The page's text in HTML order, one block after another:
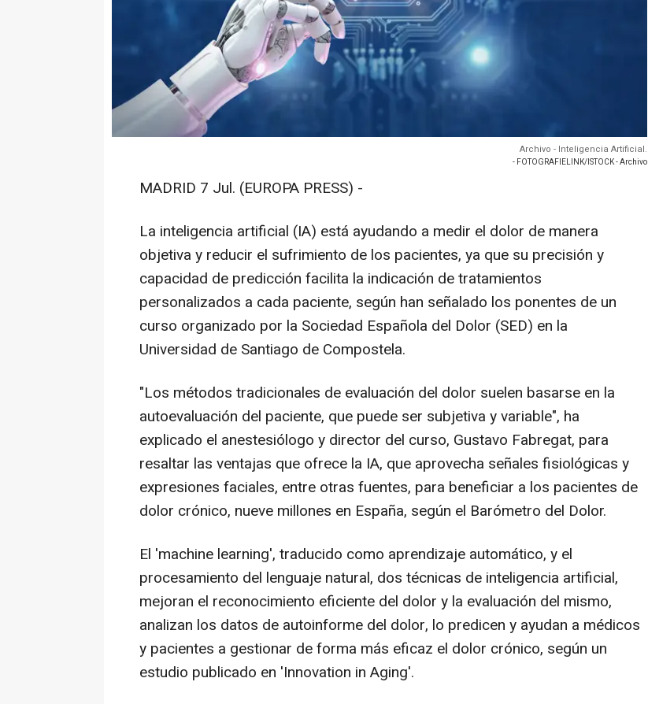
Archivo - Inteligencia Artificial.
- FOTOGRAFIELINK/ISTOCK - Archivo
MADRID 7 Jul. (EUROPA PRESS) -
La inteligencia artificial (IA) está ayudando a medir el dolor de manera
objetiva y reducir el sufrimiento de los pacientes, ya que su precisión y
capacidad de predicción facilita la indicación de tratamientos
personalizados a cada paciente, según han señalado los ponentes de un
curso organizado por la Sociedad Española del Dolor (SED) en la
Universidad de Santiago de Compostela.
"Los métodos tradicionales de evaluación del dolor suelen basarse en la
autoevaluación del paciente, que puede ser subjetiva y variable", ha
explicado el anestesiólogo y director del curso, Gustavo Fabregat, para
resaltar las ventajas que ofrece la IA, que aprovecha señales fisiológicas y
expresiones faciales, entre otras fuentes, para beneficiar a los pacientes de
dolor crónico, nueve millones en España, según el Barómetro del Dolor.
El 'machine learning', traducido como aprendizaje automático, y el
procesamiento del lenguaje natural, dos técnicas de inteligencia artificial,
mejoran el reconocimiento eficiente del dolor y la evaluación del mismo,
analizan los datos de autoinforme del dolor, lo predicen y ayudan a médicos
y pacientes a gestionar de forma más eficaz el dolor crónico, según un
estudio publicado en 'Innovation in Aging'.